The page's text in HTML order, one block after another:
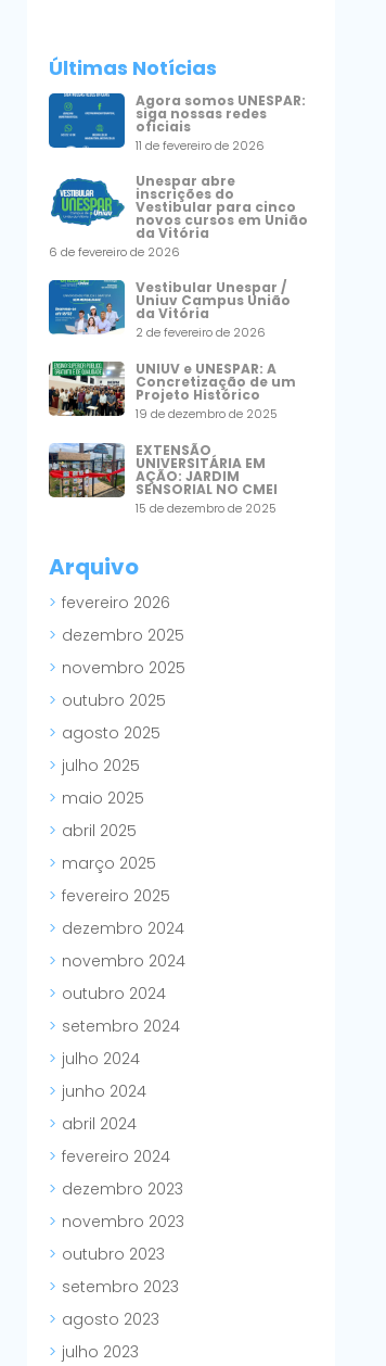
Últimas Notícias
Agora somos UNESPAR:
siga nossas redes
oficiais
11 de fevereiro de 2026
Unespar abre
inscrições do
Vestibular para cinco
novos cursos em União
da Vitória
6 de fevereiro de 2026
Vestibular Unespar /
Uniuv Campus União
da Vitória
2 de fevereiro de 2026
UNIUV e UNESPAR: A
Concretização de um
Projeto Histórico
19 de dezembro de 2025
EXTENSÃO
UNIVERSITÁRIA EM
AÇÃO: JARDIM
SENSORIAL NO CMEI
15 de dezembro de 2025
Arquivo
fevereiro 2026
dezembro 2025
novembro 2025
outubro 2025
agosto 2025
julho 2025
maio 2025
abril 2025
março 2025
fevereiro 2025
dezembro 2024
novembro 2024
outubro 2024
setembro 2024
julho 2024
junho 2024
abril 2024
fevereiro 2024
dezembro 2023
novembro 2023
outubro 2023
setembro 2023
agosto 2023
julho 2023